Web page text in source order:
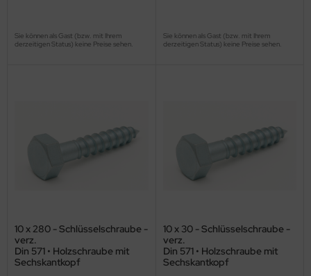
Sie können als Gast (bzw. mit Ihrem
derzeitigen Status) keine Preise sehen.
Sie können als Gast (bzw. mit Ihrem
derzeitigen Status) keine Preise sehen.
10 x 280 - Schlüsselschraube -
verz.
Din 571 • Holzschraube mit
Sechskantkopf
10 x 30 - Schlüsselschraube -
verz.
Din 571 • Holzschraube mit
Sechskantkopf